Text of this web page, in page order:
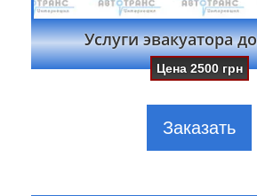
Услуги эвакуатора
Цена2500 грн
Заказать